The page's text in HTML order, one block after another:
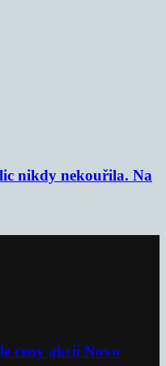
nikdy nekouřila. Na
ceny akcií Novo